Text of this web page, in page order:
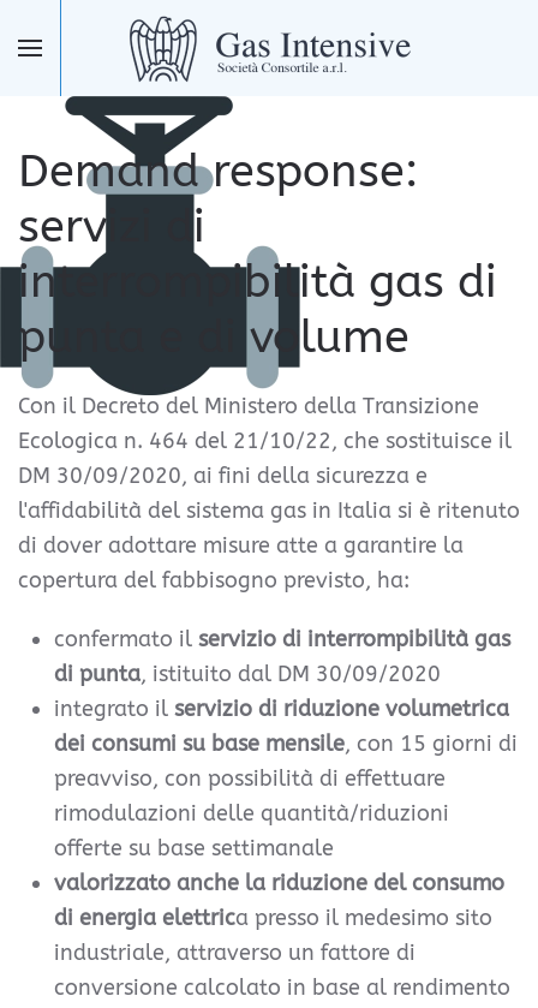
Skip to main content
Demand response:
servizi di
interrompibilità gas di
punta e di volume
Con il Decreto del Ministero della Transizione
Ecologica n. 464 del 21/10/22, che sostituisce il
DM 30/09/2020, ai fini della sicurezza e
l'affidabilità del sistema gas in Italia si è ritenuto
di dover adottare misure atte a garantire la
copertura del fabbisogno previsto, ha:
confermato il servizio di interrompibilità gas
di punta, istituito dal DM 30/09/2020
integrato il servizio di riduzione volumetrica
dei consumi su base mensile, con 15 giorni di
preavviso, con possibilità di effettuare
rimodulazioni delle quantità/riduzioni
offerte su base settimanale
valorizzato anche la riduzione del consumo
di energia elettrica presso il medesimo sito
industriale, attraverso un fattore di
conversione calcolato in base al rendimento